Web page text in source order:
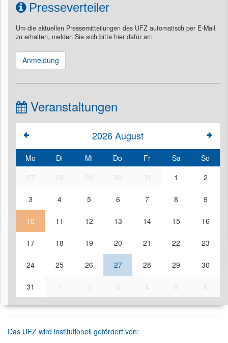
Presseverteiler
Um die aktuellen Pressemitteilungen des UFZ automatisch per E-Mail
zu erhalten, melden Sie sich bitte hier dafür an:
Anmeldung
Veranstaltungen
2026August
Mo Di Mi Do Fr Sa
So
27
28 29 30 31 1 2
3 4 5 6 7 8 9
10 11 12 13 14 15 16
17 18 19 20 21 22 23
24 25 26 27 28 29 30
31 1 2 3 4 5 6
Das UFZ wird institutionell gefördert von: